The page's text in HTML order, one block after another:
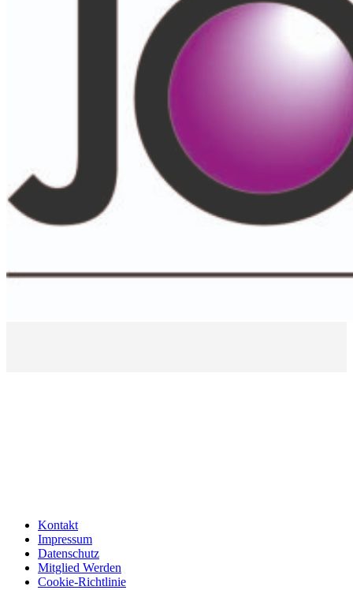
Kontakt
Impressum
Datenschutz
Mitglied Werden
Cookie-Richtlinie